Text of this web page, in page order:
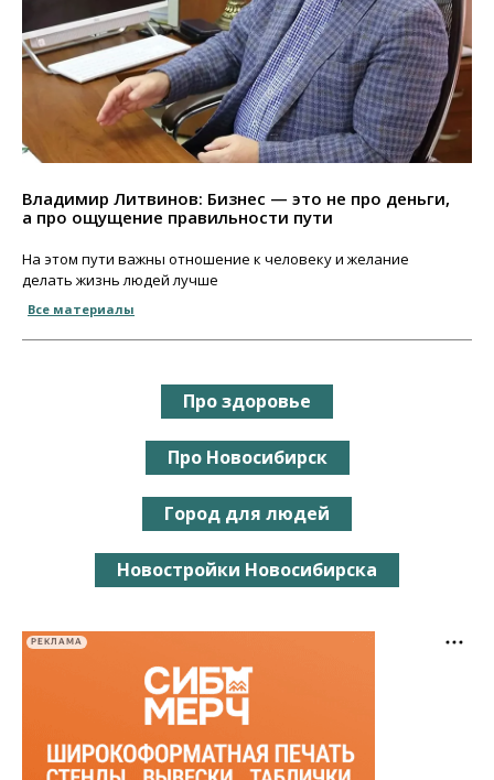
Владимир Литвинов: Бизнес — это не про деньги,
а про ощущение правильности пути
На этом пути важны отношение к человеку и желание
делать жизнь людей лучше
Все материалы
Про здоровье
Про Новосибирск
Город для людей
Новостройки Новосибирска
РЕКЛАМА